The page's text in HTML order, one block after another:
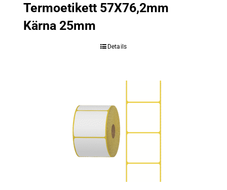
Termoetikett 57X76,2mm
Kärna 25mm
Details